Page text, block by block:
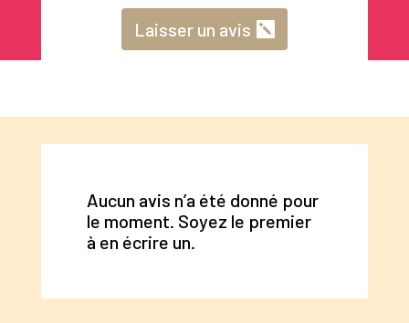
Laisser un avis
Aucun avis n’a été donné pour
le moment. Soyez le premier
à en écrire un.